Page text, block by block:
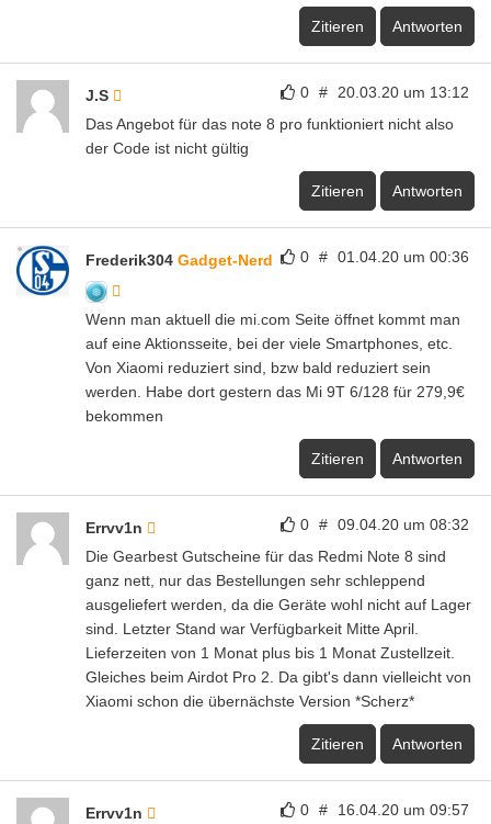
Zitieren Antworten
0 # 20.03.20 um 13:12
J.S
Das Angebot für das note 8 pro funktioniert nicht also
der Code ist nicht gültig
Zitieren Antworten
0 # 01.04.20 um 00:36
Frederik304 Gadget-Nerd
Wenn man aktuell die mi.com Seite öffnet kommt man
auf eine Aktionsseite, bei der viele Smartphones, etc.
Von Xiaomi reduziert sind, bzw bald reduziert sein
werden. Habe dort gestern das Mi 9T 6/128 für 279,9€
bekommen
Zitieren Antworten
0 # 09.04.20 um 08:32
Errvv1n
Die Gearbest Gutscheine für das Redmi Note 8 sind
ganz nett, nur das Bestellungen sehr schleppend
ausgeliefert werden, da die Geräte wohl nicht auf Lager
sind. Letzter Stand war Verfügbarkeit Mitte April.
Lieferzeiten von 1 Monat plus bis 1 Monat Zustellzeit.
Gleiches beim Airdot Pro 2. Da gibt's dann vielleicht von
Xiaomi schon die übernächste Version *Scherz*
Zitieren Antworten
0 # 16.04.20 um 09:57
Errvv1n